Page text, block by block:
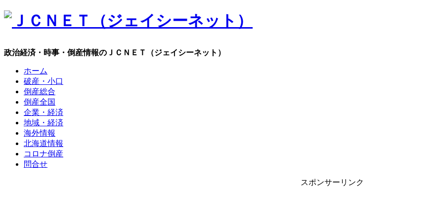
政治経済・時事・倒産情報のＪＣＮＥＴ（ジェイシーネット）
ホーム
破産・小口
倒産総合
倒産全国
企業・経済
地域・経済
海外情報
北海道情報
コロナ倒産
問合せ
スポンサーリンク